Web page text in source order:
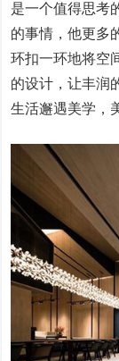
是一个值得思考
的事情，他更多
环扣一环地将空
的设计，让丰润
生活邂遇美学，